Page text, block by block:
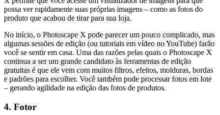
possa ver rapidamente suas próprias imagens – como as fotos do
produto que acabou de tirar para sua loja.
No início, o Photoscape X pode parecer um pouco complicado, mas
algumas sessões de edição (ou tutoriais em vídeo no YouTube) farão
você se sentir em casa. Uma das razões pelas quais o Photoscape X
continua a ser um grande candidato às ferramentas de edição
gratuitas é que ele vem com muitos filtros, efeitos, molduras, bordas
e padrões para escolher. Você também pode processar fotos em lote
– gerando agilidade na edição das fotos de produtos.
4. Fotor